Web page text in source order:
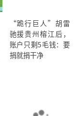
“跪行巨人”胡雷
驰援贵州榕江后，
账户只剩5毛钱：要
捐就捐干净